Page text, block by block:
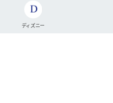
ディズニー